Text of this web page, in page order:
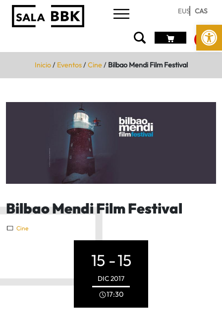
Abrir
EUS CAS
Inicio/ Eventos/Cine/ Bilbao Mendi Film Festival
Bilbao Mendi Film Festival
Cine
15 -15
DIC2017
17:30